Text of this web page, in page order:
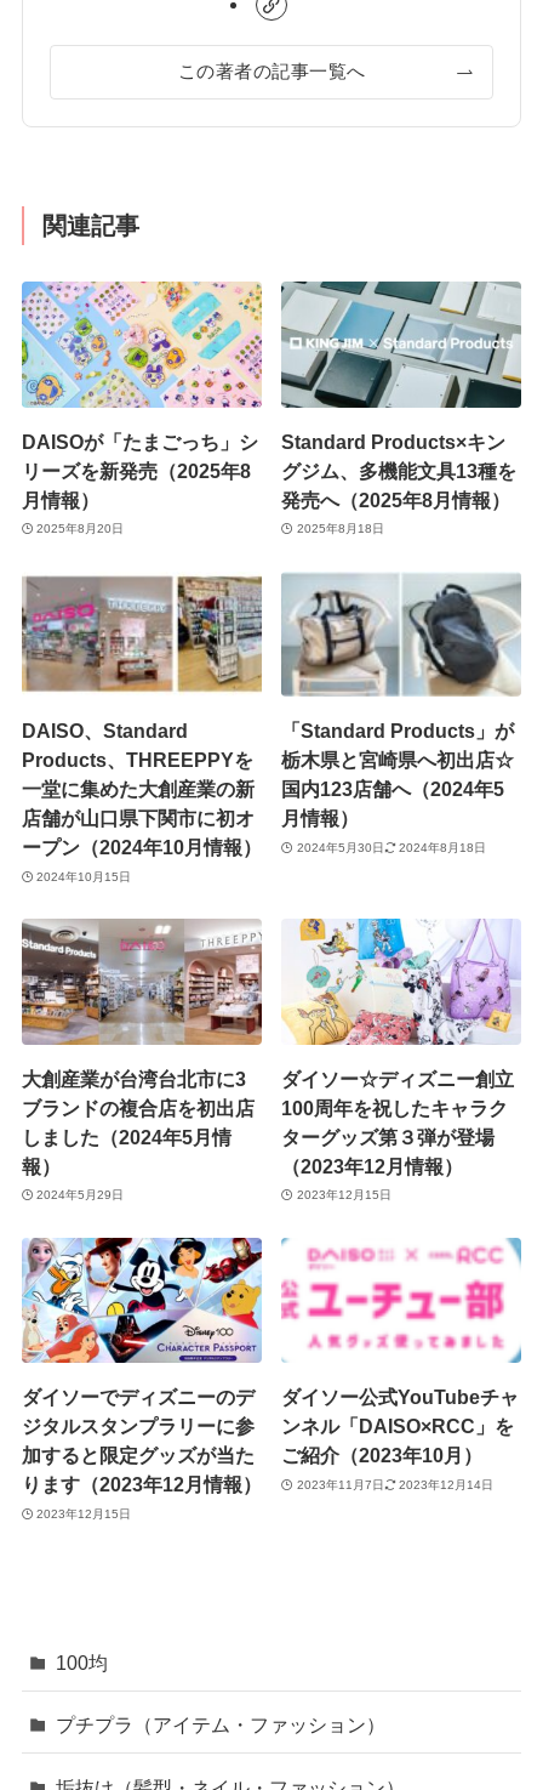
この著者の記事一覧へ
関連記事
DAISOが「たまごっち」シ
リーズを新発売（2025年8
月情報）
2025年8月20日
Standard Products×キン
グジム、多機能文具13種を
発売へ（2025年8月情報）
2025年8月18日
DAISO、Standard
Products、THREEPPYを
一堂に集めた大創産業の新
店舗が山口県下関市に初オ
ープン（2024年10月情報）
2024年10月15日
「Standard Products」が
栃木県と宮崎県へ初出店☆
国内123店舗へ（2024年5
月情報）
2024年5月30日 2024年8月18日
大創産業が台湾台北市に3
ブランドの複合店を初出店
しました（2024年5月情
報）
2024年5月29日
ダイソー☆ディズニー創立
100周年を祝したキャラク
ターグッズ第３弾が登場
（2023年12月情報）
2023年12月15日
ダイソーでディズニーのデ
ジタルスタンプラリーに参
加すると限定グッズが当た
ります（2023年12月情報）
2023年12月15日
ダイソー公式YouTubeチャ
ンネル「DAISO×RCC」を
ご紹介（2023年10月）
2023年11月7日 2023年12月14日
100均
プチプラ（アイテム・ファッション）